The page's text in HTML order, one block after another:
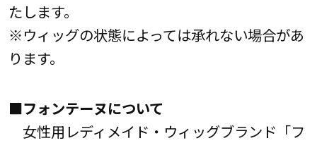
たします。
※ウィッグの状態によっては承れない場合があ
ります。
■フォンテーヌについて
女性用レディメイド・ウィッグブランド「フ